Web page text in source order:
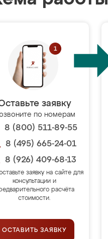
заявку
по номерам
8 (800) 511-89-55
8 (495) 665-24-01
8 (926) 409-68-13
заявку на сайте для
консультации и
расчёта
стоимости.
ОСТАВИТЬ ЗАЯВКУ